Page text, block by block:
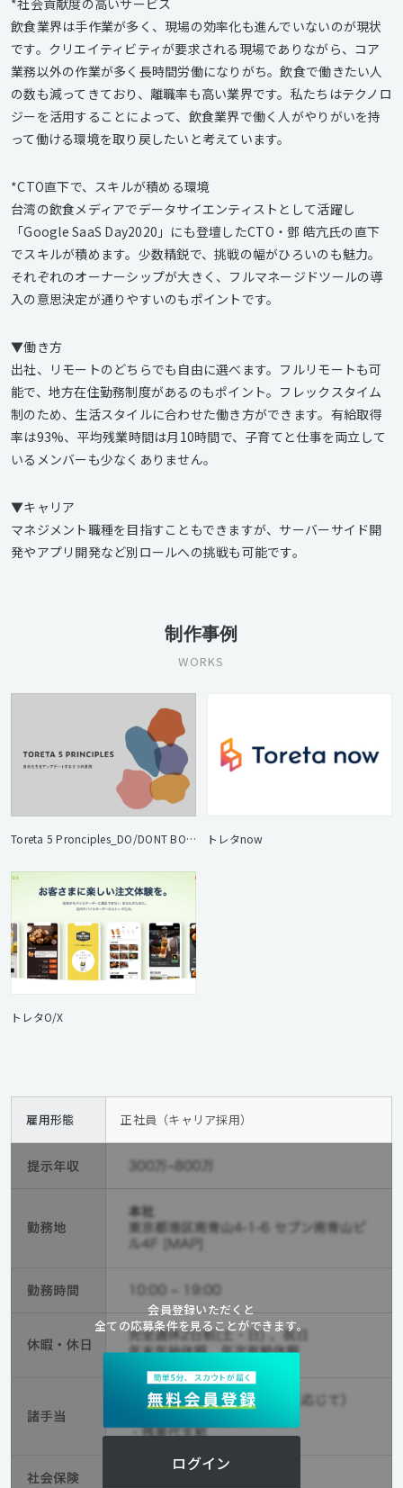
飲食業界は手作業が多く、現場の効率化も進んでいないのが現状
です。クリエイティビティが要求される現場でありながら、コア
業務以外の作業が多く長時間労働になりがち。飲食で働きたい人
の数も減ってきており、離職率も高い業界です。私たちはテクノロ
ジーを活用することによって、飲食業界で働く人がやりがいを持
って働ける環境を取り戻したいと考えています。
*CTO直下で、スキルが積める環境
台湾の飲食メディアでデータサイエンティストとして活躍し
「Google SaaS Day2020」にも登壇したCTO・鄧 皓亢氏の直下
でスキルが積めます。少数精鋭で、挑戦の幅がひろいのも魅力。
それぞれのオーナーシップが大きく、フルマネージドツールの導
入の意思決定が通りやすいのもポイントです。
▼働き方
出社、リモートのどちらでも自由に選べます。フルリモートも可
能で、地方在住勤務制度があるのもポイント。フレックスタイム
制のため、生活スタイルに合わせた働き方ができます。有給取得
率は93%、平均残業時間は月10時間で、子育てと仕事を両立して
いるメンバーも少なくありません。
▼キャリア
マネジメント職種を目指すこともできますが、サーバーサイド開
発やアプリ開発など別ロールへの挑戦も可能です。
制作事例
WORKS
Toreta 5 Pronciples_DO/DONT BOOK トレタnow
トレタO/X
雇用形態 正社員（キャリア採用）
会員登録いただくと
全ての応募条件を見ることができます。
ログイン